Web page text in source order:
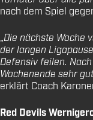
nach dem Spiel
„Die nächste Woche
der langen
Defensiv feilen.
Wochenende sehr
erklärt Coach
Red Devils